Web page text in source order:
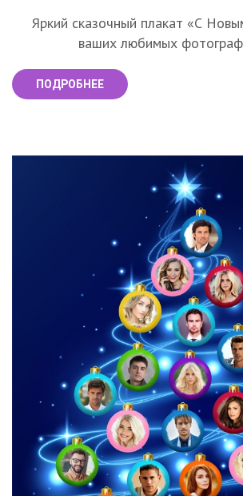
Яркий сказочный плакат «С
ваших любимых
ПОДРОБНЕЕ